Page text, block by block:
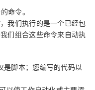
命令。
我们执行的是一个已经包
们组合这些命令来自动执
是脚本；您编写的代码以